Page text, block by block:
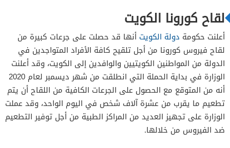
لقاح كورونا الكويت
أعلنت حكومة دولة الكويت أنها قد حصلت على جرعات كبيرة من
لقاح فيروس كورونا من أجل تلقيح كافة الأفراد المتواجدين في
الدولة من المواطنين الكويتيين والوافدين إلى الكويت، وقد أعلنت
الوزارة في بداية الحملة التي انطلقت من شهر ديسمبر لعام 2020
أنه من المتوقع مع الحصول على الجرعات الكافية من اللقاح أن يتم
تطعيم ما يقرب من عشرة آلاف شخص في اليوم الواحد، وقد عملت
الوزارة على تجهيز العديد من المراكز الطبية من أجل توفير التطعيم
ضد الفيروس من خلالها.